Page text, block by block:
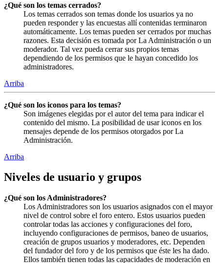
¿Qué son los temas cerrados?
Los temas cerrados son temas donde los usuarios ya no
pueden responder y las encuestas allí contenidas terminaron
automáticamente. Los temas pueden ser cerrados por muchas
razones. Esta decisión es tomada por La Administración o un
moderador. Tal vez pueda cerrar sus propios temas
dependiendo de los permisos que le hayan concedido los
administradores.
Arriba
¿Qué son los iconos para los temas?
Son imágenes elegidas por el autor del tema para indicar el
contenido del mismo. La posibilidad de usar iconos en los
mensajes depende de los permisos otorgados por La
Administración.
Arriba
Niveles de usuario y grupos
¿Qué son los Administradores?
Los Administradores son los usuarios asignados con el mayor
nivel de control sobre el foro entero. Estos usuarios pueden
controlar todas las acciones y configuraciones del foro,
incluyendo configuraciones de permisos, baneo de usuarios,
creación de grupos usuarios y moderadores, etc. Dependen
del fundador del foro y de los permisos que éste les ha dado.
Ellos también tienen todas las capacidades de moderación en